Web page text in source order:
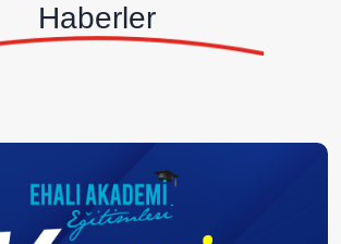
Haberler